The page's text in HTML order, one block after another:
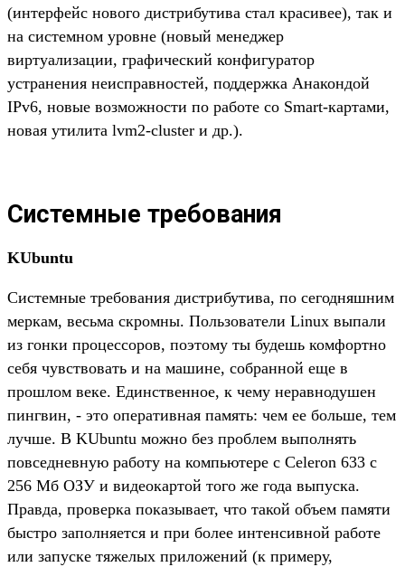
(интерфейс нового дистрибутива стал красивее), так и
на системном уровне (новый менеджер
виртуализации, графический конфигуратор
устранения неисправностей, поддержка Анакондой
IPv6, новые возможности по работе со Smart-картами,
новая утилита lvm2-cluster и др.).
Системные требования
KUbuntu
Системные требования дистрибутива, по сегодняшним
меркам, весьма скромны. Пользователи Linux выпали
из гонки процессоров, поэтому ты будешь комфортно
себя чувствовать и на машине, собранной еще в
прошлом веке. Единственное, к чему неравнодушен
пингвин, - это оперативная память: чем ее больше, тем
лучше. В KUbuntu можно без проблем выполнять
повседневную работу на компьютере с Celeron 633 с
256 Мб ОЗУ и видеокартой того же года выпуска.
Правда, проверка показывает, что такой объем памяти
быстро заполняется и при более интенсивной работе
или запуске тяжелых приложений (к примеру,